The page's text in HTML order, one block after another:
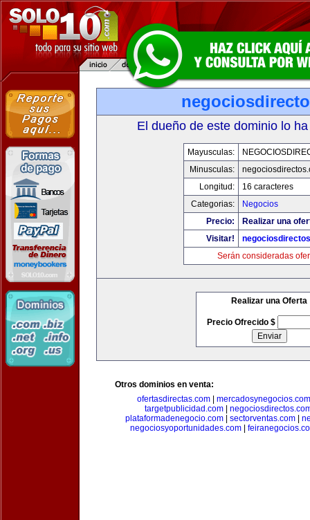
El dueño de este dominio lo
Mayusculas:
Minusculas:
Longitud:
16 caracteres
Categorias:
Negocios
Precio:
Realizar una
Visitar!
Serán consideradas
Realizar una Oferta
Precio Ofrecido $
Otros dominios en venta:
ofertasdirectas.com
mercadosynegocios.com
targetpublicidad.com
plataformadenegocio.com| sectorventas.com|
negociosyoportunidades.com